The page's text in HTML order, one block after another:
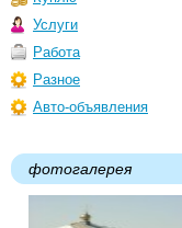
Услуги
Работа
Разное
Авто-объявления
фотогалерея